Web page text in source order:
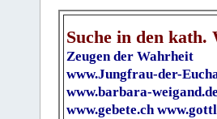
Suche in den kath.
Zeugen der Wahrheit
www.Jungfrau-der-
www.barbara-weigand.de
www.gebete.ch